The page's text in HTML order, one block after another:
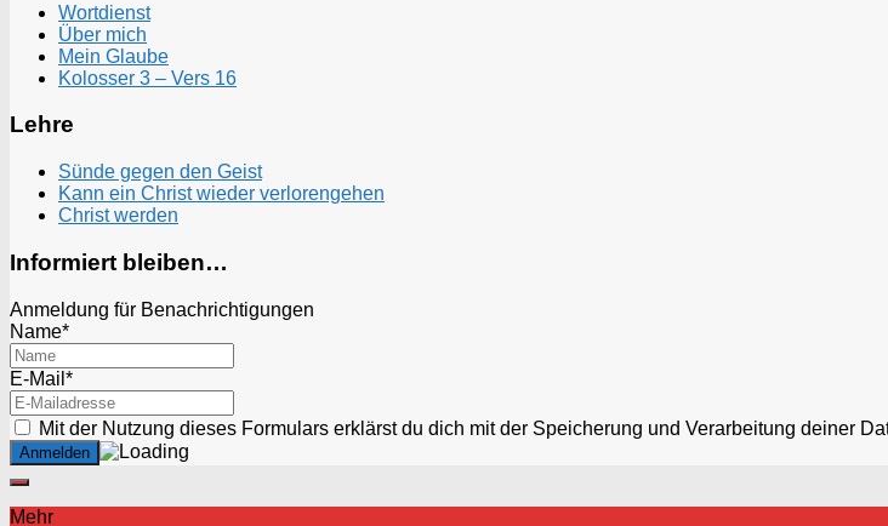
Wortdienst
Über mich
Mein Glaube
Kolosser 3 – Vers 16
Lehre
Sünde gegen den Geist
Kann ein Christ wieder verlorengehen
Christ werden
Informiert bleiben…
Anmeldung für Benachrichtigungen
Name*
E-Mail*
Mit der Nutzung dieses Formulars erklärst du dich mit der Speicherung und Verarbeitung deiner
Mehr